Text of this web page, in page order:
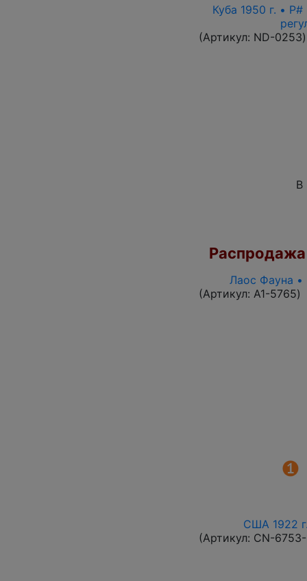
Куба 1950 г. •
(Артикул: ND-0253)
В
Распродажа
Лаос Фауна •
(Артикул: A1-5765)
США 1922
(Артикул: CN-